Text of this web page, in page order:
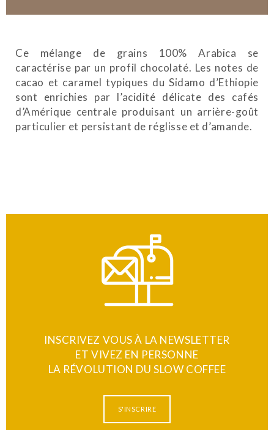
Ce mélange de grains 100% Arabica se
caractérise par un profil chocolaté. Les notes de
cacao et caramel typiques du Sidamo d’Ethiopie
sont enrichies par l’acidité délicate des cafés
d’Amérique centrale produisant un arrière-goût
particulier et persistant de réglisse et d’amande.
INSCRIVEZ VOUS À LA NEWSLETTER
ET VIVEZ EN PERSONNE
LA RÉVOLUTION DU SLOW COFFEE
S'INSCRIRE